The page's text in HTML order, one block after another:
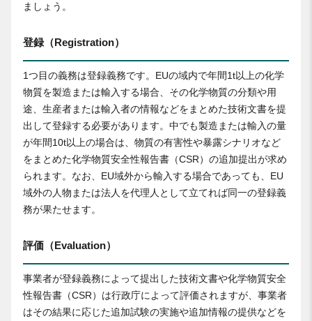
ましょう。
登録（Registration）
1つ目の義務は登録義務です。EUの域内で年間1t以上の化学
物質を製造または輸入する場合、その化学物質の分類や用
途、生産者または輸入者の情報などをまとめた技術文書を提
出して登録する必要があります。中でも製造または輸入の量
が年間10t以上の場合は、物質の有害性や暴露シナリオなど
をまとめた化学物質安全性報告書（CSR）の追加提出が求め
られます。なお、EU域外から輸入する場合であっても、EU
域外の人物または法人を代理人として立てれば同一の登録義
務が果たせます。
評価（Evaluation）
事業者が登録義務によって提出した技術文書や化学物質安全
性報告書（CSR）は行政庁によって評価されますが、事業者
はその結果に応じた追加試験の実施や追加情報の提供などを